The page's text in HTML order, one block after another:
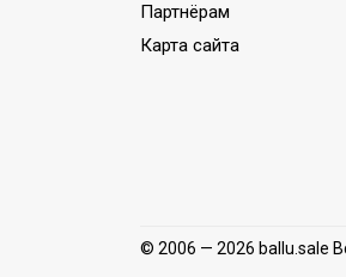
Класс
Потребляемая
Партнёрам
Карта сайта
© 2006 — 2026 ballu.sale